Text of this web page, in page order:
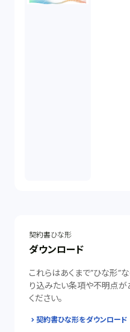
契約書ひな形
ダウンロード
これらはあくまで”ひな形”
り込みたい条項や不明点
ください。
契約書ひな形をダウンロード